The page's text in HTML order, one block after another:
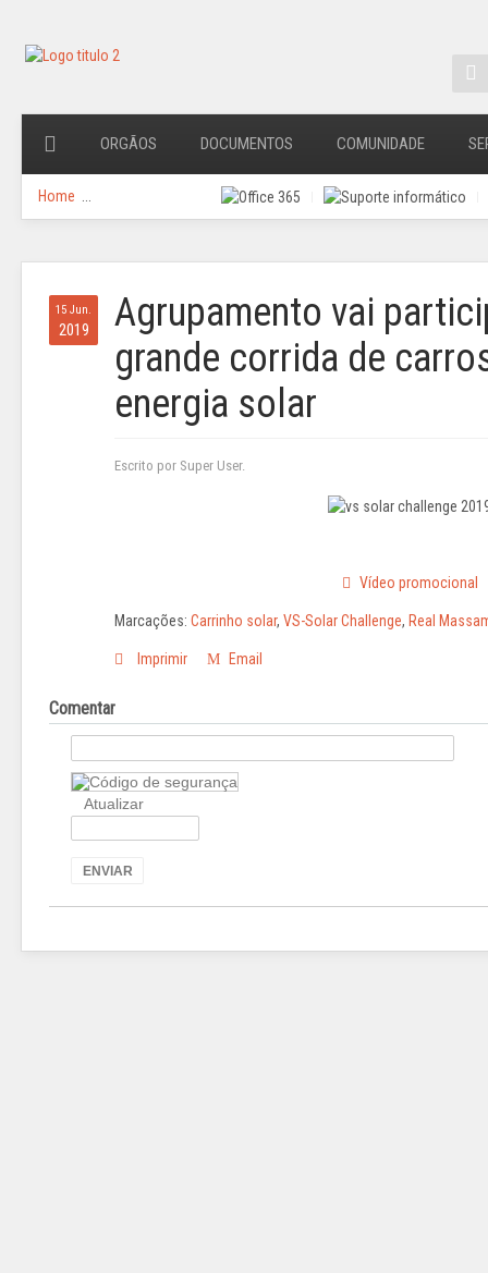
ORGÃOS DOCUMENTOS COMUNIDADE
Home
15 Jun.
2019
Agrupamento vai
grande corrida de
energia solar
Escrito por Super User.
Vídeo promocional
Marcações: Carrinho solar, VS-Solar Challenge, Real
Imprimir Email
Comentar
Atualizar
ENVIAR